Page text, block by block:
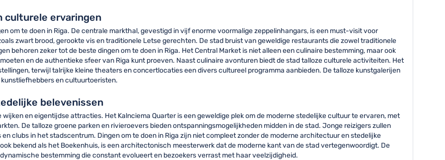
culturele ervaringen
om te doen in Riga. De centrale markthal, gevestigd in vijf enorme voormalige zeppelinhangars, is een must-visit voor
zwart brood, gerookte vis en traditionele Letse gerechten. De stad bruist van geweldige restaurants die zowel traditionele
behoren zeker tot de beste dingen om te doen in Riga. Het Central Market is niet alleen een culinaire bestemming, maar ook
en de authentieke sfeer van Riga kunt proeven. Naast culinaire avonturen biedt de stad talloze culturele activiteiten. Het
terwijl talrijke kleine theaters en concertlocaties een divers cultureel programma aanbieden. De talloze kunstgalerijen
en cultuurtoeristen.
belevenissen
en eigentijdse attracties. Het Kalnciema Quarter is een geweldige plek om de moderne stedelijke cultuur te ervaren, met
De talloze groene parken en rivieroevers bieden ontspanningsmogelijkheden midden in de stad. Jonge reizigers zullen
clubs in het stadscentrum. Dingen om te doen in Riga zijn niet compleet zonder de moderne architectuur en stedelijke
bekend als het Boekenhuis, is een architectonisch meesterwerk dat de moderne kant van de stad vertegenwoordigt. De
bestemming die constant evolueert en bezoekers verrast met haar veelzijdigheid.